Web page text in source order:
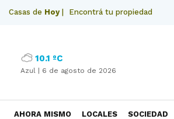
Casas de Hoy| Encontrá tu propiedad
10.1 ºC
Azul | 6 de agosto de 2026
AHORA MISMO LOCALES SOCIEDAD